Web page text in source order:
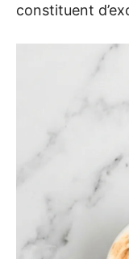
constituent